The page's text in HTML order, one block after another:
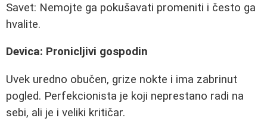
Savet: Nemojte ga pokušavati promeniti i često ga
hvalite.
Devica: Pronicljivi gospodin
Uvek uredno obučen, grize nokte i ima zabrinut
pogled. Perfekcionista je koji neprestano radi na
sebi, ali je i veliki kritičar.